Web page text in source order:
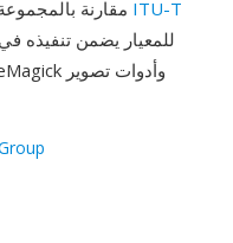
ITU-T
للمعيار يضمن تنفيذه